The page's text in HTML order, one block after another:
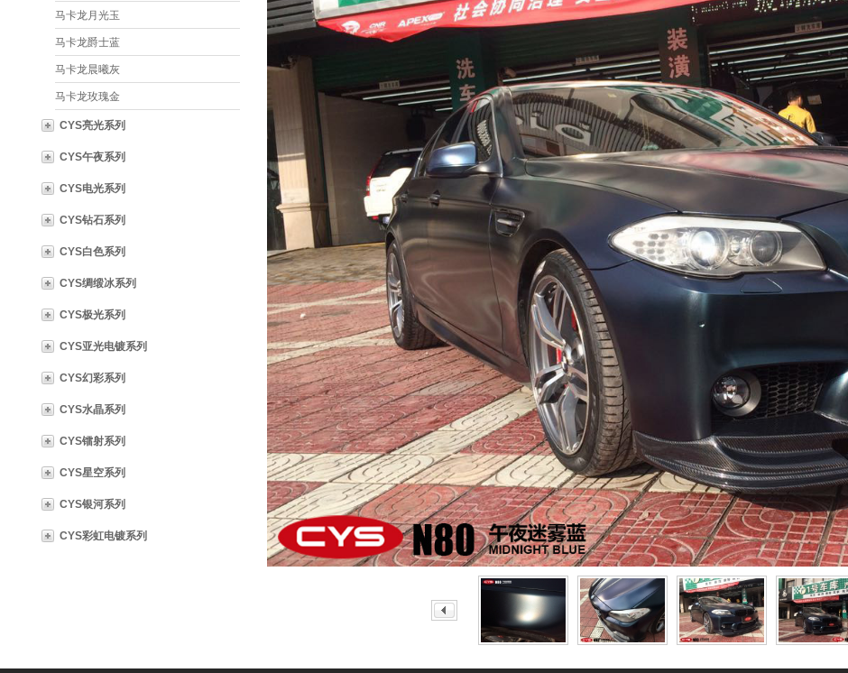
马卡龙月光玉
马卡龙爵士蓝
马卡龙晨曦灰
马卡龙玫瑰金
CYS亮光系列
CYS午夜系列
CYS电光系列
CYS钻石系列
CYS白色系列
CYS绸缎冰系列
CYS极光系列
CYS亚光电镀系列
CYS幻彩系列
CYS水晶系列
CYS镭射系列
CYS星空系列
CYS银河系列
CYS彩虹电镀系列